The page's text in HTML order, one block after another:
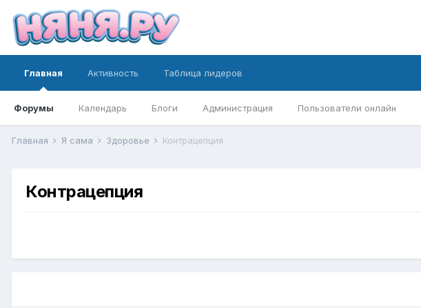
Главная
Форумы Календарь Блоги Администрация Пользователи онлайн
Активность Таблица лидеров
Главная Я сама Здоровье Контрацепция
Контрацепция